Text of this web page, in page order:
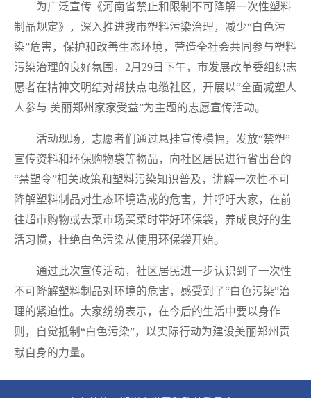
为广泛宣传《河南省禁止和限制不可降解一次性塑料
制品规定》，深入推进我市塑料污染治理，减少“白色污
染”危害，保护和改善生态环境，营造全社会共同参与塑料
污染治理的良好氛围，2月29日下午，市发展改革委组织志
愿者在精神文明结对帮扶点电缆社区，开展以“全面减塑人
人参与 美丽郑州家家受益”为主题的志愿宣传活动。
活动现场，志愿者们通过悬挂宣传横幅，发放“禁塑”
宣传资料和环保购物袋等物品，向社区居民进行省出台的
“禁塑令”相关政策和塑料污染知识普及，讲解一次性不可
降解塑料制品对生态环境造成的危害，并呼吁大家，在前
往超市购物或去菜市场买菜时带好环保袋，养成良好的生
活习惯，杜绝白色污染从使用环保袋开始。
通过此次宣传活动，社区居民进一步认识到了一次性
不可降解塑料制品对环境的危害，感受到了“白色污染”治
理的紧迫性。大家纷纷表示，在今后的生活中要以身作
则，自觉抵制“白色污染”，以实际行动为建设美丽郑州贡
献自身的力量。